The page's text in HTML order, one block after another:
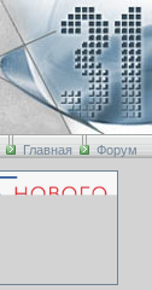
Главная Форум